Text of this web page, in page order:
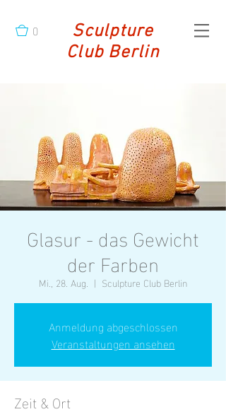
0
Sculpture
Club Berlin
Glasur - das Gewicht
der Farben
Mi., 28. Aug.
  |
Sculpture Club Berlin
Anmeldung abgeschlossen
Veranstaltungen ansehen
Zeit & Ort